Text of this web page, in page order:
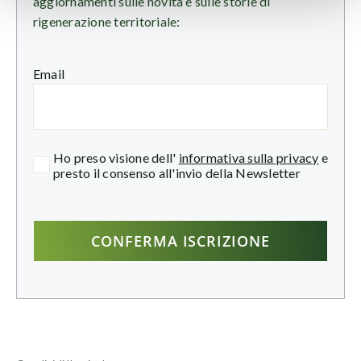
rigenerazione territoriale:
Email
Ho preso visione dell' informativa sulla privacy e
presto il consenso all'invio della Newsletter